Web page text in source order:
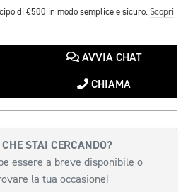
di €500 in modo semplice e sicuro. Scopri
AVVIA CHAT
CHIAMA
STAI CERCANDO?
essere a breve disponibile o
la tua occasione!